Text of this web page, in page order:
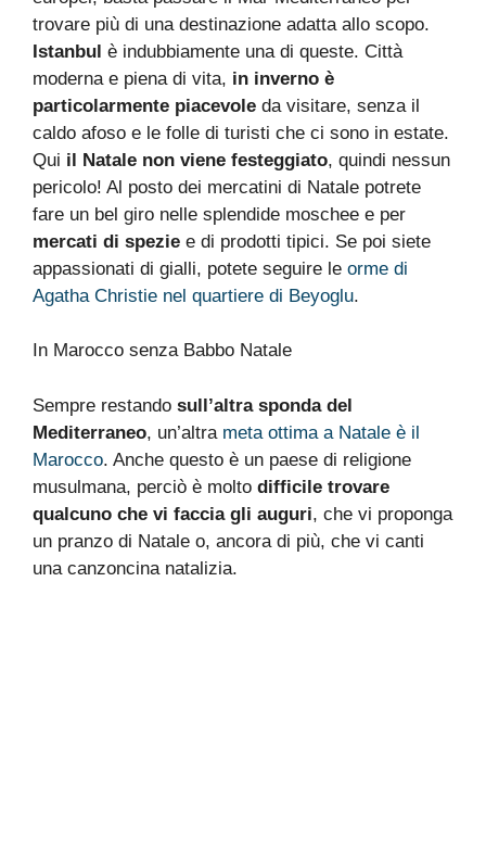
trovare più di una destinazione adatta allo scopo.
Istanbul è indubbiamente una di queste. Città
moderna e piena di vita, in inverno è
particolarmente piacevole da visitare, senza il
caldo afoso e le folle di turisti che ci sono in estate.
Qui il Natale non viene festeggiato, quindi nessun
pericolo! Al posto dei mercatini di Natale potrete
fare un bel giro nelle splendide moschee e per
mercati di spezie e di prodotti tipici. Se poi siete
appassionati di gialli, potete seguire le orme di
Agatha Christie nel quartiere di Beyoglu.
In Marocco senza Babbo Natale
Sempre restando sull’altra sponda del
Mediterraneo, un’altra meta ottima a Natale è il
Marocco. Anche questo è un paese di religione
musulmana, perciò è molto difficile trovare
qualcuno che vi faccia gli auguri, che vi proponga
un pranzo di Natale o, ancora di più, che vi canti
una canzoncina natalizia.